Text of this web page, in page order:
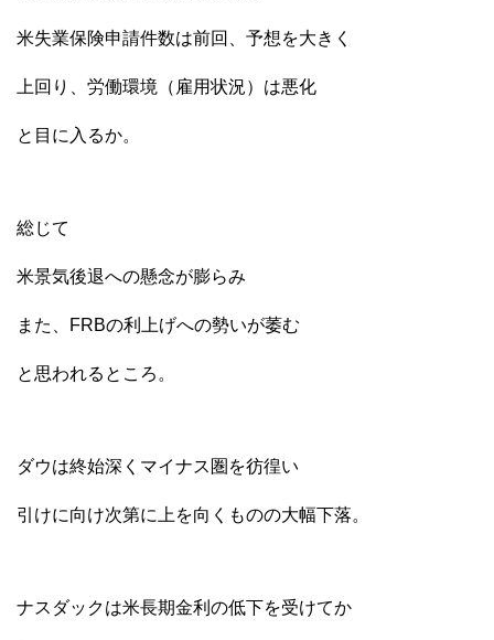
米失業保険申請件数は前回、予想を大きく
上回り、労働環境（雇用状況）は悪化
と目に入るか。
総じて
米景気後退への懸念が膨らみ
また、FRBの利上げへの勢いが萎む
と思われるところ。
ダウは終始深くマイナス圏を彷徨い
引けに向け次第に上を向くものの大幅下落。
ナスダックは米長期金利の低下を受けてか